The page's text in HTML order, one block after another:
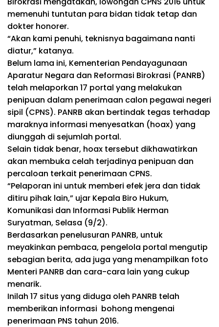
memenuhi tuntutan para bidan tidak tetap dan
dokter honorer.
“Akan kami penuhi, teknisnya bagaimana nanti
diatur,” katanya.
Belum lama ini, Kementerian Pendayagunaan
Aparatur Negara dan Reformasi Birokrasi (PANRB)
telah melaporkan 17 portal yang melakukan
penipuan dalam penerimaan calon pegawai negeri
sipil (CPNS). PANRB akan bertindak tegas terhadap
maraknya informasi menyesatkan (hoax) yang
diunggah di sejumlah portal.
Selain tidak benar, hoax tersebut dikhawatirkan
akan membuka celah terjadinya penipuan dan
percaloan terkait penerimaan CPNS.
“Pelaporan ini untuk memberi efek jera dan tidak
ditiru pihak lain,” ujar Kepala Biro Hukum,
Komunikasi dan Informasi Publik Herman
Suryatman, Selasa (9/2).
Berdasarkan penelusuran PANRB, untuk
meyakinkan pembaca, pengelola portal mengutip
sebagian berita, ada juga yang menampilkan foto
Menteri PANRB dan cara-cara lain yang cukup
menarik.
Inilah 17 situs yang diduga oleh PANRB telah
memberikan informasi bohong mengenai
penerimaan PNS tahun 2016.